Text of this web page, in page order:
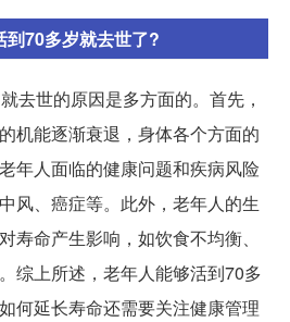
到70多岁就去世了?
去世的原因是多方面的。首先，
机能逐渐衰退，身体各个方面的
年人面临的健康问题和疾病风险
风、癌症等。此外，老年人的生
寿命产生影响，如饮食不均衡、
综上所述，老年人能够活到70多
何延长寿命还需要关注健康管理